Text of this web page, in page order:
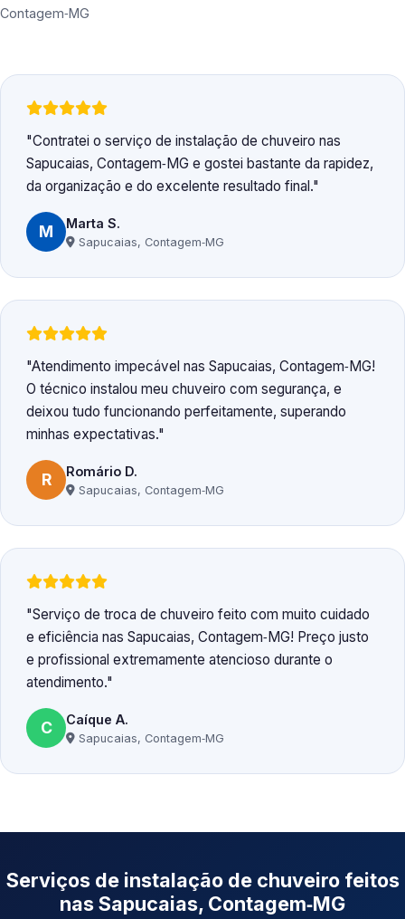
Contagem‑MG
Contratei o serviço de instalação de chuveiro nas
Sapucaias, Contagem‑MG e gostei bastante da rapidez,
da organização e do excelente resultado final.
M Marta S.
Sapucaias, Contagem‑MG
Atendimento impecável nas Sapucaias, Contagem‑MG!
O técnico instalou meu chuveiro com segurança, e
deixou tudo funcionando perfeitamente, superando
minhas expectativas.
R Romário D.
Sapucaias, Contagem‑MG
Serviço de troca de chuveiro feito com muito cuidado
e eficiência nas Sapucaias, Contagem‑MG! Preço justo
e profissional extremamente atencioso durante o
atendimento.
C Caíque A.
Sapucaias, Contagem‑MG
Serviços de instalação de chuveiro feitos
nas Sapucaias, Contagem‑MG